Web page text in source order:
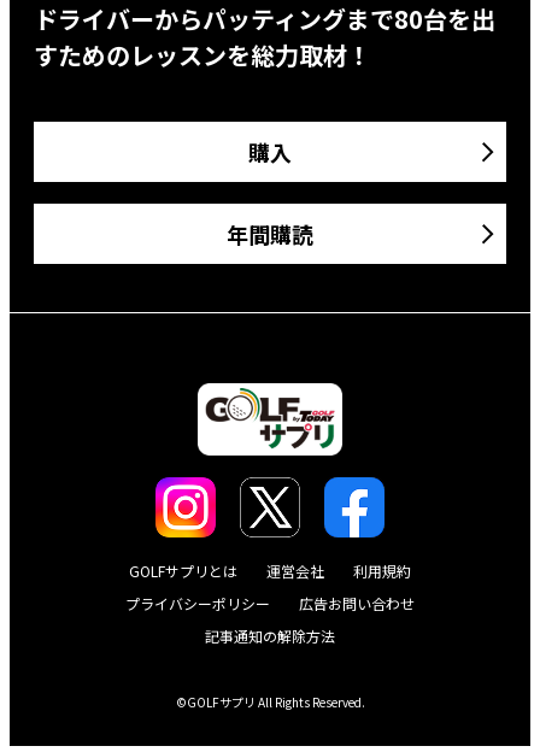
ドライバーからパッティングまで80台を出
すためのレッスンを総力取材！
購入
年間購読
GOLFサプリとは 運営会社
利用規約
プライバシーポリシー
広告お問い合わせ
記事通知の解除方法
©GOLFサプリ All Rights Reserved.